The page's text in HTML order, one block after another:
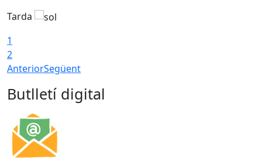
Tarda
1
2
AnteriorSegüent
Butlletí digital